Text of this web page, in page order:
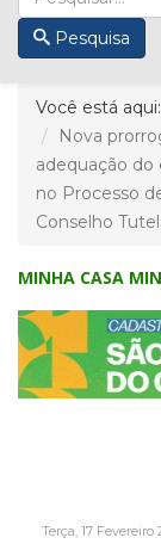
Pesquisa
Você está aqui:
Nova
adequação
no Processo
Conselho
MINHA CASA
Terça, 17 Fevereiro